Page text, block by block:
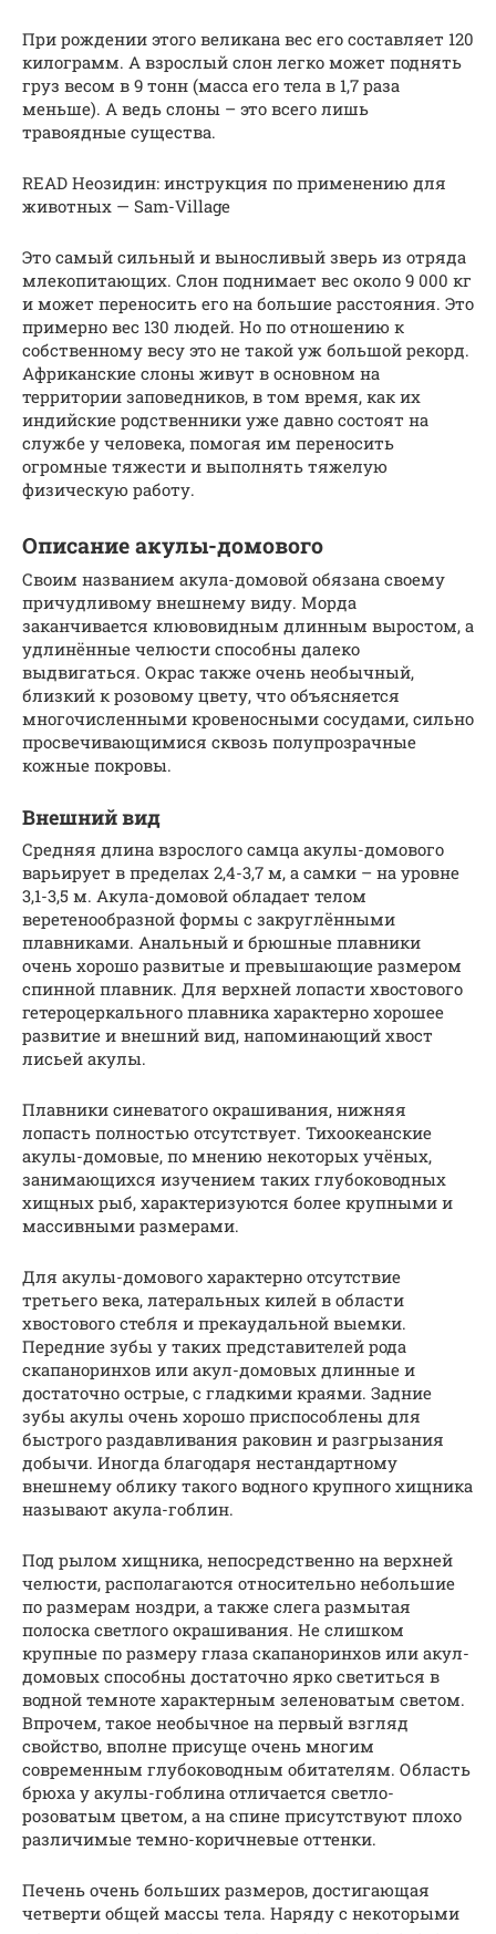
При рождении этого великана вес его составляет 120
килограмм. А взрослый слон легко может поднять
груз весом в 9 тонн (масса его тела в 1,7 раза
меньше). А ведь слоны – это всего лишь
травоядные существа.
READ Неозидин: инструкция по применению для
животных — Sam-Village
Это самый сильный и выносливый зверь из отряда
млекопитающих. Слон поднимает вес около 9 000 кг
и может переносить его на большие расстояния. Это
примерно вес 130 людей. Но по отношению к
собственному весу это не такой уж большой рекорд.
Африканские слоны живут в основном на
территории заповедников, в том время, как их
индийские родственники уже давно состоят на
службе у человека, помогая им переносить
огромные тяжести и выполнять тяжелую
физическую работу.
Описание акулы-домового
Своим названием акула-домовой обязана своему
причудливому внешнему виду. Морда
заканчивается клювовидным длинным выростом, а
удлинённые челюсти способны далеко
выдвигаться. Окрас также очень необычный,
близкий к розовому цвету, что объясняется
многочисленными кровеносными сосудами, сильно
просвечивающимися сквозь полупрозрачные
кожные покровы.
Внешний вид
Средняя длина взрослого самца акулы-домового
варьирует в пределах 2,4-3,7 м, а самки – на уровне
3,1-3,5 м. Акула-домовой обладает телом
веретенообразной формы с закруглёнными
плавниками. Анальный и брюшные плавники
очень хорошо развитые и превышающие размером
спинной плавник. Для верхней лопасти хвостового
гетероцеркального плавника характерно хорошее
развитие и внешний вид, напоминающий хвост
лисьей акулы.
Плавники синеватого окрашивания, нижняя
лопасть полностью отсутствует. Тихоокеанские
акулы-домовые, по мнению некоторых учёных,
занимающихся изучением таких глубоководных
хищных рыб, характеризуются более крупными и
массивными размерами.
Для акулы-домового характерно отсутствие
третьего века, латеральных килей в области
хвостового стебля и прекаудальной выемки.
Передние зубы у таких представителей рода
скапаноринхов или акул-домовых длинные и
достаточно острые, с гладкими краями. Задние
зубы акулы очень хорошо приспособлены для
быстрого раздавливания раковин и разгрызания
добычи. Иногда благодаря нестандартному
внешнему облику такого водного крупного хищника
называют акула-гоблин.
Под рылом хищника, непосредственно на верхней
челюсти, располагаются относительно небольшие
по размерам ноздри, а также слега размытая
полоска светлого окрашивания. Не слишком
крупные по размеру глаза скапаноринхов или акул-
домовых способны достаточно ярко светиться в
водной темноте характерным зеленоватым светом.
Впрочем, такое необычное на первый взгляд
свойство, вполне присуще очень многим
современным глубоководным обитателям. Область
брюха у акулы-гоблина отличается светло-
розоватым цветом, а на спине присутствуют плохо
различимые темно-коричневые оттенки.
Печень очень больших размеров, достигающая
четверти общей массы тела. Наряду с некоторыми